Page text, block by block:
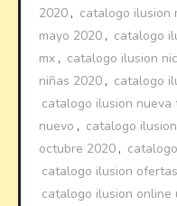
2020 , catalogo ilusion
mayo 2020 , catalogo
mx , catalogo ilusion
niñas 2020 , catalogo
catalogo ilusion nueva
nuevo , catalogo
octubre 2020 ,
catalogo ilusion ofertas
catalogo ilusion online